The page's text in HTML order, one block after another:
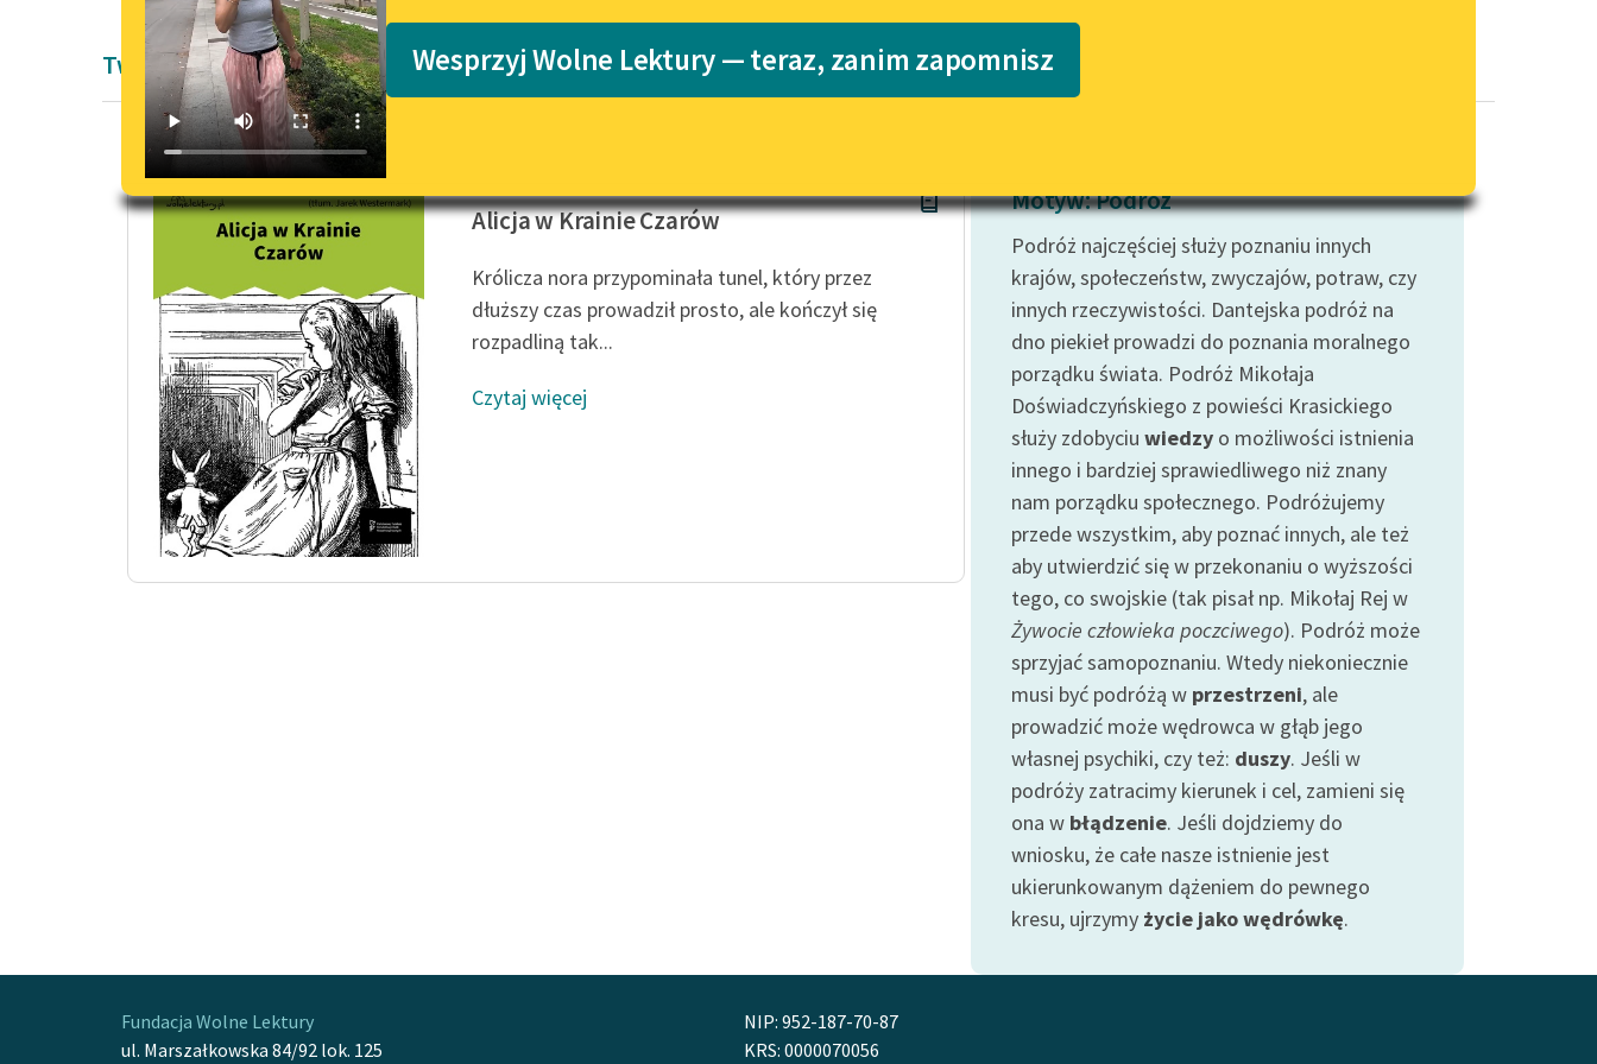
Lektury szkolne i klasyka
literatury do słuchania dla
E-kolekcja lektur szkolnych i
literatury do słuchania dla
niepełnosprawnościami
Feministyczne inspiracje.
Popularyzacja skandynawskiej
Katalog
Katalog w formacie PDF
wrażliwych
Deklaracja dostępności
Wesprzyj Wolne Lektury — teraz, zanim zapomnisz
Twórczość Lewis Carroll
Alicja w Krainie Czarów
Królicza nora przypominała tunel, który przez
dłuższy czas prowadził prosto, ale kończył się
rozpadliną tak...
Czytaj więcej
Motyw: Podróż
Podróż najczęściej służy poznaniu innych
krajów, społeczeństw, zwyczajów, potraw, czy
innych rzeczywistości. Dantejska podróż na
dno piekieł prowadzi do poznania moralnego
porządku świata. Podróż Mikołaja
Doświadczyńskiego z powieści Krasickiego
służy zdobyciu wiedzy o możliwości istnienia
innego i bardziej sprawiedliwego niż znany
nam porządku społecznego. Podróżujemy
przede wszystkim, aby poznać innych, ale też
aby utwierdzić się w przekonaniu o wyższości
tego, co swojskie (tak pisał np. Mikołaj Rej w
Żywocie człowieka poczciwego). Podróż może
sprzyjać samopoznaniu. Wtedy niekoniecznie
musi być podróżą w przestrzeni, ale
prowadzić może wędrowca w głąb jego
własnej psychiki, czy też: duszy. Jeśli w
podróży zatracimy kierunek i cel, zamieni się
ona w błądzenie. Jeśli dojdziemy do
wniosku, że całe nasze istnienie jest
ukierunkowanym dążeniem do pewnego
kresu, ujrzymy życie jako wędrówkę.
Fundacja Wolne Lektury
ul. Marszałkowska 84/92 lok. 125
NIP: 952-187-70-87
KRS: 0000070056